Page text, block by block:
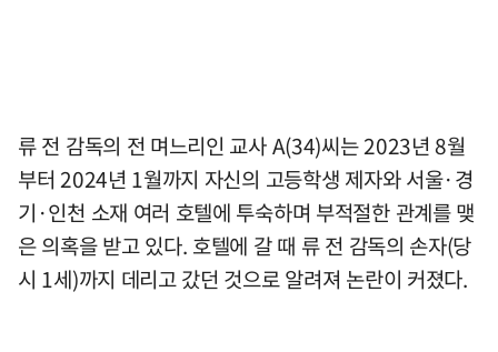
류 전 감독의 전 며느리인 교사 A(34)씨는 2023년 8월
부터 2024년 1월까지 자신의 고등학생 제자와 서울·경
기·인천 소재 여러 호텔에 투숙하며 부적절한 관계를 맺
은 의혹을 받고 있다. 호텔에 갈 때 류 전 감독의 손자(당
시 1세)까지 데리고 갔던 것으로 알려져 논란이 커졌다.